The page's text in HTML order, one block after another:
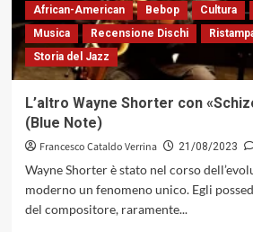
Note
/
Fantasy
1969)
African-American Bebop Cultura
Musica
Recensione Dischi
Storia del Jazz
L’altro Wayne Shorter con
(Blue Note)
Francesco Cataldo Verrina 21/08/2023
Wayne Shorter è stato nel corso
moderno un fenomeno unico. Egli
del compositore, raramente...